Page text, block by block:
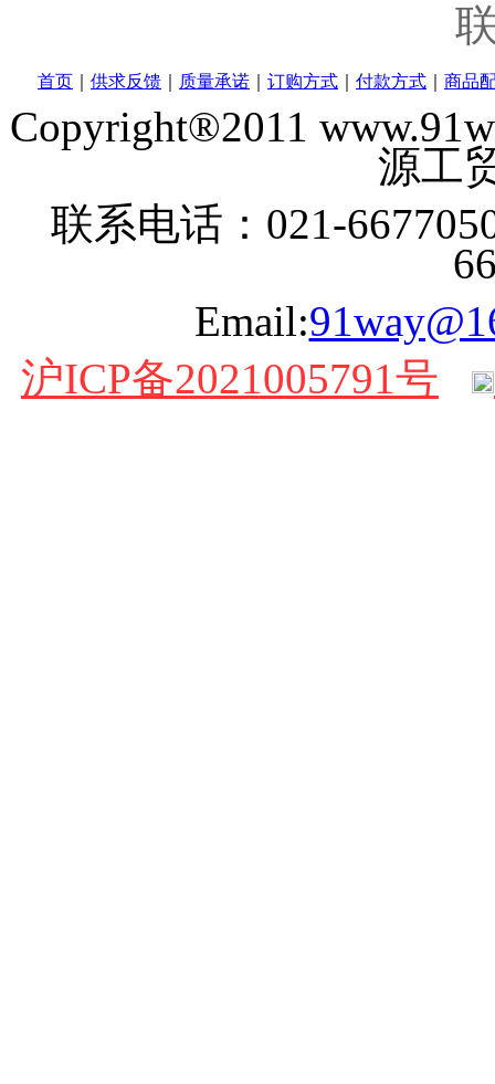
首页 供求反馈 质量承诺 订购方式 付款方式 商品
Copyright®2011
源工
联系电话：021-
Email:
沪ICP备2021005791号